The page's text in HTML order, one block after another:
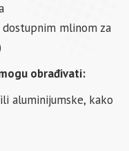
mlinom za
obrađivati:
aluminijumske, kako